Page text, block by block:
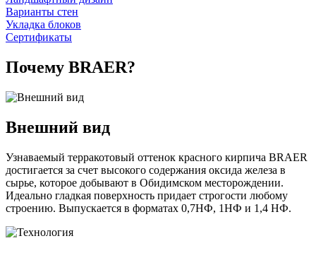
Варианты стен
Укладка блоков
Сертификаты
Почему BRAER?
Внешний вид
Узнаваемый терракотовый оттенок красного кирпича BRAER
достигается за счет высокого содержания оксида железа в
сырье, которое добывают в Обидимском месторождении.
Идеально гладкая поверхность придает строгости любому
строению. Выпускается в форматах 0,7НФ, 1НФ и 1,4 НФ.